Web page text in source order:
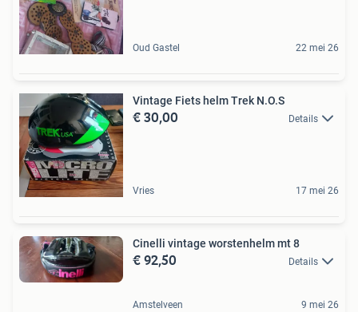
Oud Gastel 22 mei 26
Vintage Fiets helm Trek N.O.S
€ 30,00 Details
Vries 17 mei 26
Cinelli vintage worstenhelm mt 8
€ 92,50 Details
Amstelveen 9 mei 26